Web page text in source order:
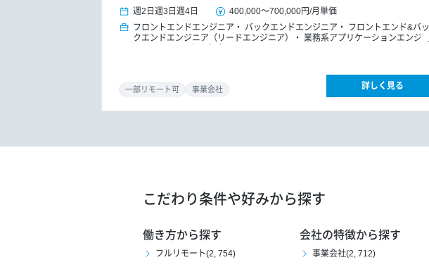
週2日 週3日 週4日 400,000～700,000円/月単価
フロントエンドエンジニア
バックエンドエンジニア
フロントエンド&バッ
クエンドエンジニア（リードエンジニア）
業務系アプリケーションエンジニ
一部リモート可 事業会社 詳しく見る
こだわり条件や好みから探す
働き方から探す
フルリモート(2, 754)
会社の特徴から探す
事業会社(2, 712)